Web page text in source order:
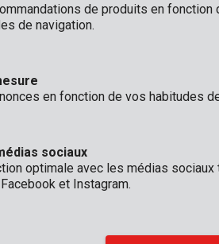
nv
9
info@varo.com
de produits en fonction
de navigation.
en fonction de vos habitudes
sociaux
optimale avec les médias sociaux
et Instagram.